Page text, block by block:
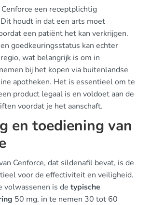
een receptplichtig
houdt in dat een arts moet
een patiënt het kan verkrijgen.
goedkeuringsstatus kan echter
wat belangrijk is om in
bij het kopen via buitenlandse
apotheken. Het is essentieel om te
product legaal is en voldoet aan de
voordat je het aanschaft.
en toediening van
Cenforce, dat sildenafil bevat, is de
voor de effectiviteit en veiligheid.
volwassenen is de typische
50 mg, in te nemen 30 tot 60